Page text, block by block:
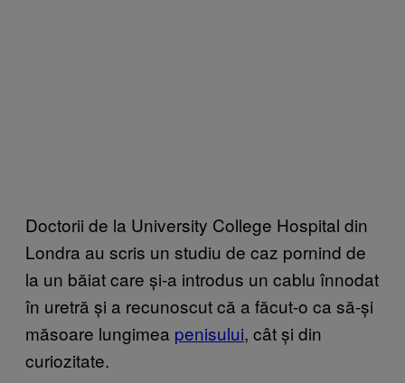
Doctorii de la University College Hospital din
Londra au scris un studiu de caz pornind de
la un băiat care și-a introdus un cablu înnodat
în uretră și a recunoscut că a făcut-o ca să-și
măsoare lungimea penisului, cât și din
curiozitate.